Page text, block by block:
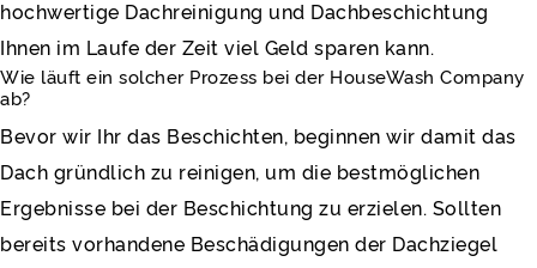
hochwertige Dachreinigung und Dachbeschichtung
Ihnen im Laufe der Zeit viel Geld sparen kann.
Wie läuft ein solcher Prozess bei der HouseWash Company
ab?
Bevor wir Ihr das Beschichten, beginnen wir damit das
Dach gründlich zu reinigen, um die bestmöglichen
Ergebnisse bei der Beschichtung zu erzielen. Sollten
bereits vorhandene Beschädigungen der Dachziegel